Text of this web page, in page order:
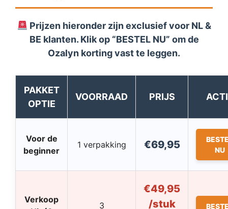
Prijzen hieronder zijn exclusief voor NL &
BE klanten. Klik op “BESTEL NU” om de
Ozalyn korting vast te leggen.
PAKKET
OPTIE
VOORRAAD PRIJS
Voor de
beginner
1 verpakking €69,95
NU
Verkoop
3
€49,95
/stuk